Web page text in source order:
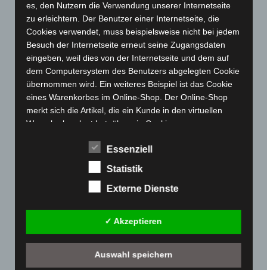
März 2023(174)
Januar 2023(140)
Dezember 2022 (130)
November 2022
(167)
Oktober 2022(166)
September 2022(205)
es, den Nutzern die Verwendung unserer Internetseite
zu erleichtern. Der Benutzer einer Internetseite, die
Cookies verwendet, muss beispielsweise nicht bei jedem
Besuch der Internetseite erneut seine Zugangsdaten
eingeben, weil dies von der Internetseite und dem auf
dem Computersystem des Benutzers abgelegten Cookie
übernommen wird. Ein weiteres Beispiel ist das Cookie
eines Warenkorbes im Online-Shop. Der Online-Shop
merkt sich die Artikel, die ein Kunde in den virtuellen
Warenkorb gelegt hat, über ein Cookie.
Die betroffene Person kann die Setzung von Cookies
durch unsere Internetseite jederzeit mittels einer
entsprechenden Einstellung des genutzten
Internetbrowsers verhindern und damit der Setzung von
Cookies dauerhaft widersprechen. Ferner können
bereits gesetzte Cookies jederzeit über einen
Internetbrowser oder andere Softwareprogramme
gelöscht werden. Dies ist in allen gängigen
Person die Setzung von Cookies in dem genutzten
Essenziell
Statistik
Externe Dienste
✓ Akzeptieren
Auswahl speichern